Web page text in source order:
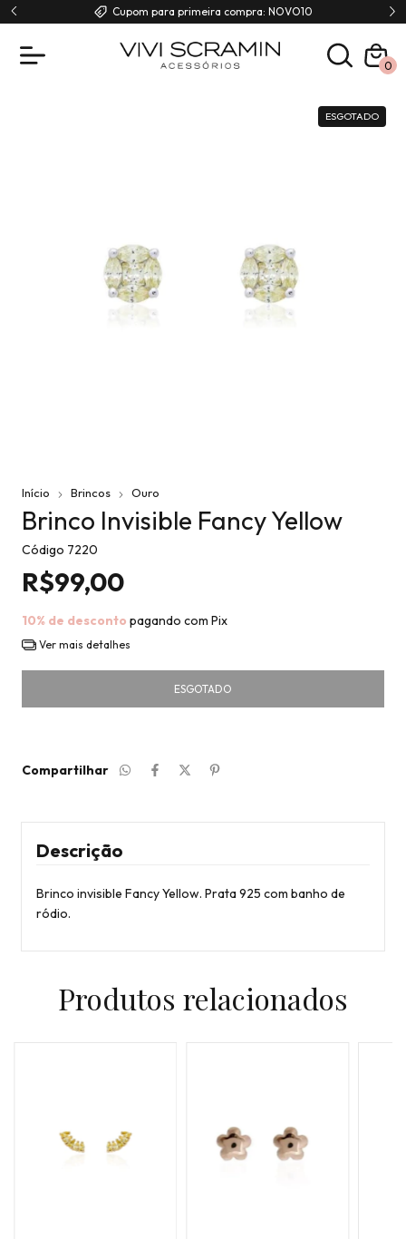
Cupom para primeira compra: NOVO10
0
ESGOTADO
Início Brincos Ouro
Brinco Invisible Fancy Yellow
Código 7220
R$99,00
10% de desconto pagando com Pix
Ver mais detalhes
Compartilhar
Descrição
Brinco invisible Fancy Yellow. Prata 925 com banho de
ródio.
Produtos relacionados